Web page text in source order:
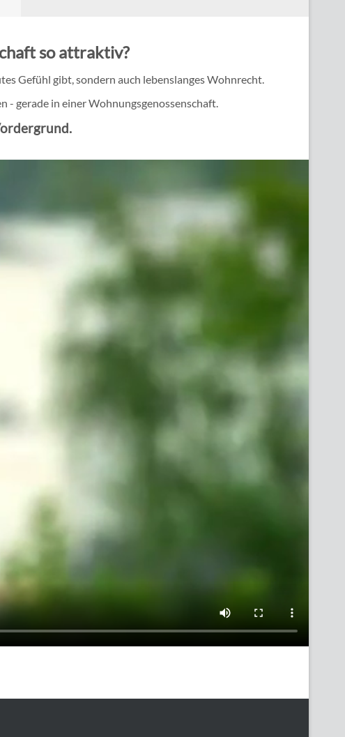
so attraktiv?
Gefühl gibt, sondern auch lebenslanges Wohnrecht.
- gerade in einer Wohnungsgenossenschaft.